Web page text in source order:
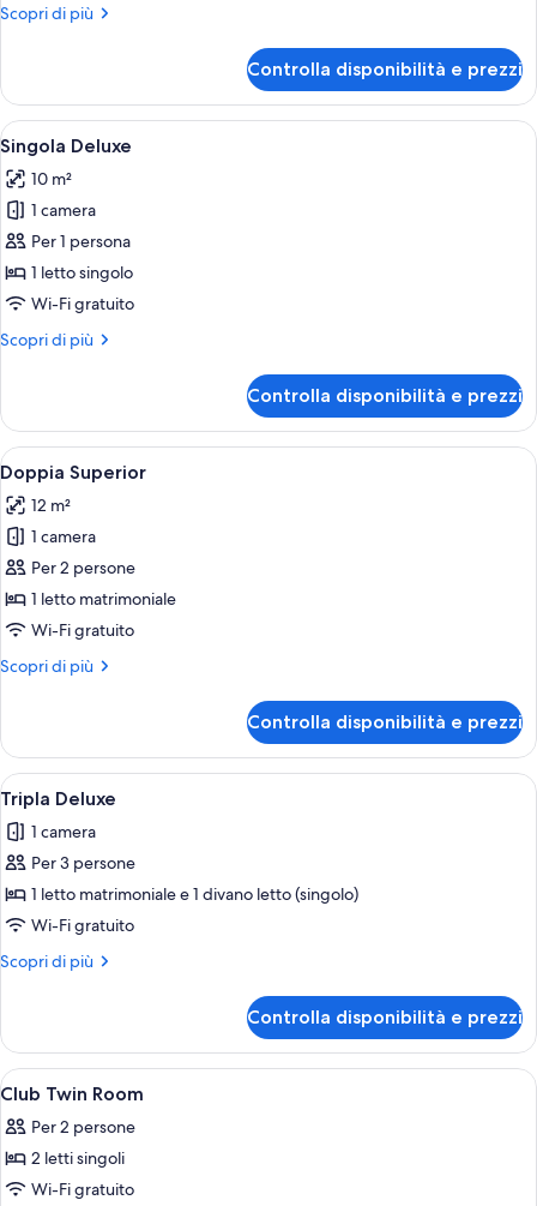
Scopri di più
Altri
Club
Controlla disponibilità e prezzi
Apri
tutte
le
foto
per
Singola
Deluxe
Una camera d'albergo con un letto,
4
Singola Deluxe
10 m²
1 camera
Per 1 persona
1 letto singolo
Wi-Fi gratuito
Scopri di più
Altri
Deluxe
Controlla disponibilità e prezzi
Apri
tutte
le
foto
per
Doppia
Superior
Una camera d'albergo con un letto
4
Doppia Superior
12 m²
1 camera
Per 2 persone
1 letto matrimoniale
Wi-Fi gratuito
Scopri di più
Altri
Superior
Controlla disponibilità e prezzi
Apri
tutte
le
foto
per
Tripla
Deluxe
Camera d'albergo con un letto
4
Tripla Deluxe
1 camera
Per 3 persone
1 letto matrimoniale e 1 divano letto (singolo)
Wi-Fi gratuito
Scopri di più
Altri
Deluxe
Controlla disponibilità e prezzi
Apri
tutte
le
foto
per
Una camera d'albergo con due letti,
6
Club Twin Room
Per 2 persone
2 letti singoli
Wi-Fi gratuito